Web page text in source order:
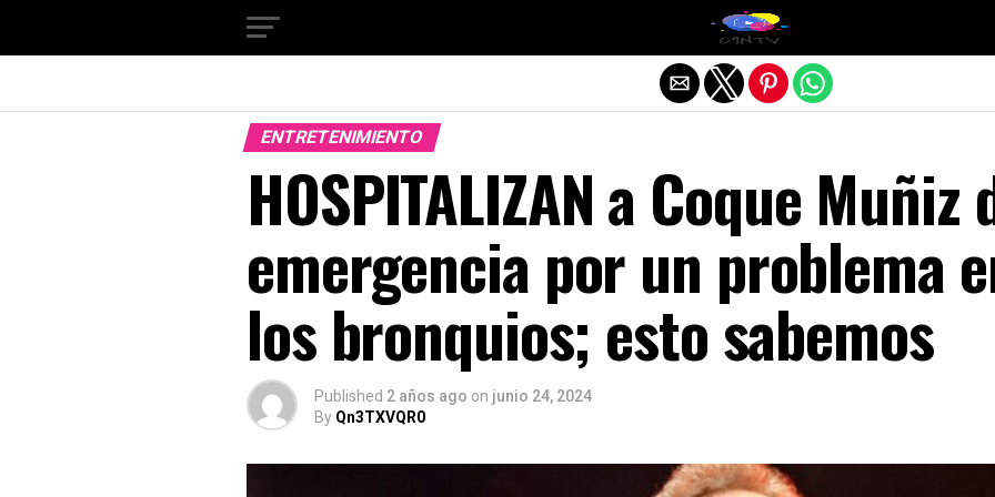
ENTRETENIMIENTO
HOSPITALIZAN a Coque Muñiz
emergencia por un problema
los bronquios; esto sabemos
Published 2 años ago on junio 24, 2024
By Qn3TXVQR0
Salir de la versión móvil